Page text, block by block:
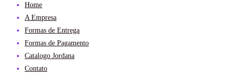
Home
A Empresa
Formas de Entrega
Formas de Pagamento
Catalogo Jordana
Contato